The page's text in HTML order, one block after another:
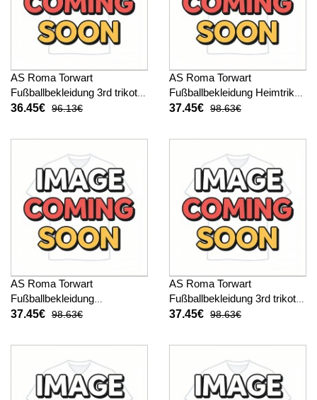
AS Roma Torwart
Fußballbekleidung 3rd trikot
Kinder 2025-26 Kurzarm (+
36.45€ 96.13€
AS Roma Torwart
Fußballbekleidung Heimtrikot
Kinder 2025-26 Langarm (+
37.45€ 98.63€
AS Roma Torwart
Fußballbekleidung
Auswärtstrikot Kinder 2025-
37.45€ 98.63€
AS Roma Torwart
Fußballbekleidung 3rd trikot
Kinder 2025-26 Langarm (+
37.45€ 98.63€